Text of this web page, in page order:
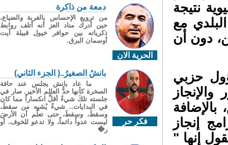
نتيجة
مع
دون أن
حزبي
إنجاز
إنها "
الحرية الان
دمعة من ذاكرة
من ترويع الإحساس بالغربة والضياع،
حين أدرك مناد العز أنه أتلف روابط
ذكرياته بين حوافر خيول قبيلة آيت
أوسمان البرق.
فكر حر
بانشُ الصغيرُ..( الجزء الثاني)
ما عاد بانش يجلس عند حافة
الصخرة كأنها حدُّ العالم الأخير. صار في
جلسته تلكَ شيءٌ أقلُّ انكساراً مما كان
في البدايات.. شيءٌ يُشبِه من سقطَ،
وسقطَ، وسقطَ، حتى تعلّم أن الأرضَ
ليست عدواً دائماً، ولا تدعو للخوف. أو
ر�